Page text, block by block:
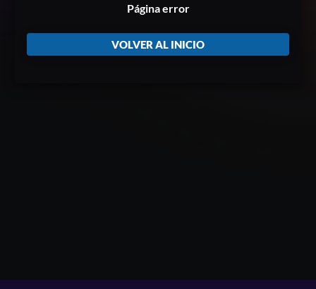
Página error
VOLVER AL INICIO